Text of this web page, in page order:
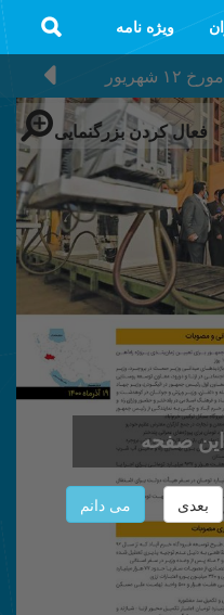
ویژه نامه
مورخ
۱۲ شهریور
فعال کردن بزرگنمایی
صفحه
بعدی می دانم